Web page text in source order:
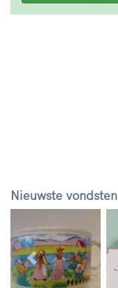
Nieuwste vondsten
Vorige